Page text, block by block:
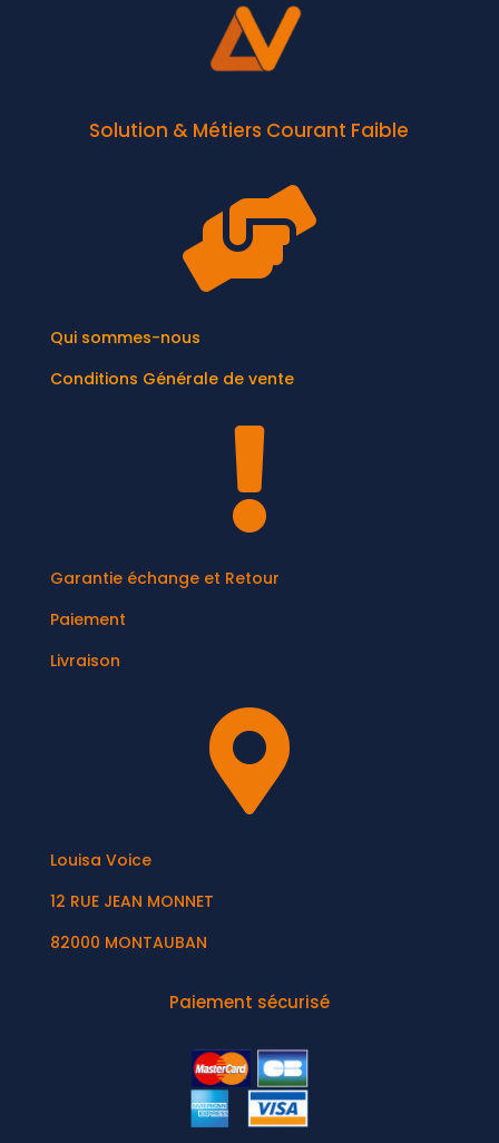
Solution & Métiers Courant Faible

Qui sommes-nous
Conditions Générale de vente

Garantie échange et Retour
Paiement
Livraison

Louisa Voice
12 RUE JEAN MONNET
82000 MONTAUBAN
Paiement sécurisé